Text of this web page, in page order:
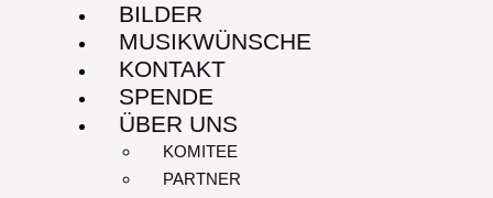
BILDER
MUSIKWÜNSCHE
KONTAKT
SPENDE
ÜBER UNS
KOMITEE
PARTNER